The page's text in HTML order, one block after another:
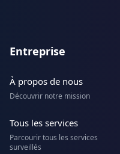
Entreprise
À propos de nous
Découvrir notre mission
Tous les services
Parcourir tous les services
surveillés